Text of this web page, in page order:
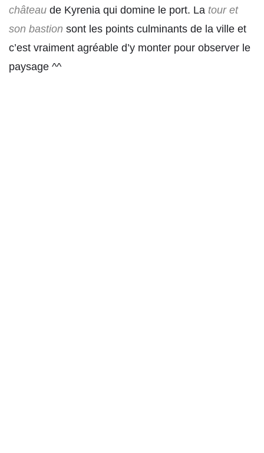
château de Kyrenia qui domine le port. La tour et
son bastion sont les points culminants de la ville et
c’est vraiment agréable d’y monter pour observer le
paysage ^^